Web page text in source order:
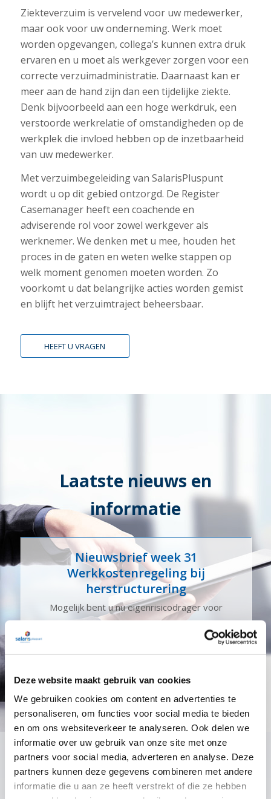
Deze website maakt gebruik van cookies
We gebruiken cookies om content en advertenties te
personaliseren, om functies voor social media te bieden
en om ons websiteverkeer te analyseren. Ook delen we
informatie over uw gebruik van onze site met onze
partners voor social media, adverteren en analyse. Deze
partners kunnen deze gegevens combineren met andere
informatie die u aan ze heeft verstrekt of die ze hebben
Ziekteverzuim is vervelend voor uw medewerker,
maar ook voor uw onderneming. Werk moet
worden opgevangen, collega’s kunnen extra druk
ervaren en u moet als werkgever zorgen voor een
correcte verzuimadministratie. Daarnaast kan er
meer aan de hand zijn dan een tijdelijke ziekte.
Denk bijvoorbeeld aan een hoge werkdruk, een
verstoorde werkrelatie of omstandigheden op de
werkplek die invloed hebben op de inzetbaarheid
van uw medewerker.
Met verzuimbegeleiding van SalarisPluspunt
wordt u op dit gebied ontzorgd. De Register
Casemanager heeft een coachende en
adviserende rol voor zowel werkgever als
werknemer. We denken met u mee, houden het
proces in de gaten en weten welke stappen op
welk moment genomen moeten worden. Zo
voorkomt u dat belangrijke acties worden gemist
en blijft het verzuimtraject beheersbaar.
HEEFT U VRAGEN
Laatste nieuws en
informatie
Nieuwsbrief week 31
Werkkostenregeling bij
herstructurering
Mogelijk bent u nu eigenrisicodrager voor
..................
Nieuwsbrief week 30
Subsidieregeling ondersteuning
inzet statushouders
Mogelijk bent u nu eigenrisicodrager voor
..................
07-26